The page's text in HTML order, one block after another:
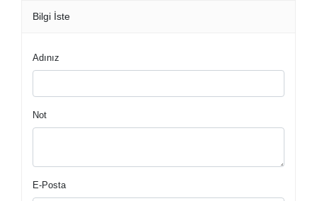
Bilgi İste
Adınız
Not
E-Posta